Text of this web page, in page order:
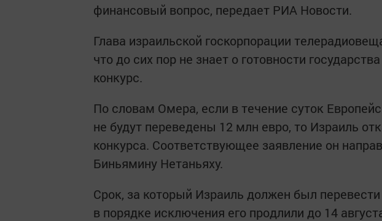
финансовый вопрос, передает РИА Новости.
Глава израильской госкорпорации
что до сих пор не знает о готовности
конкурс.
По словам Омера, если в течение суток
не будут переведены 12 млн евро, то Израиль
конкурса. Соответствующее заявление он
Биньямину Нетаньяху.
Срок, за который Израиль должен был
в порядке исключения его продлили до 14